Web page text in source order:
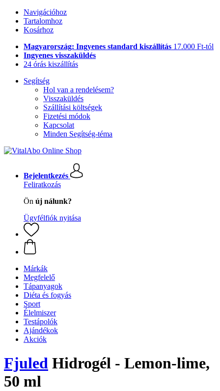
Navigációhoz
Tartalomhoz
Kosárhoz
Magyarország: Ingyenes standard kiszállítás 17.000 Ft-tól
Ingyenes visszaküldés
24 órás kiszállítás
Segítség
Hol van a rendelésem?
Visszaküldés
Szállítási költségek
Fizetési módok
Kapcsolat
Minden Segítség-téma
Bejelentkezés
Feliratkozás
Ön új nálunk?
Ügyfélfiók nyitása
Márkák
Megfelelő
Tápanyagok
Diéta és fogyás
Sport
Élelmiszer
Testápolók
Ajándékok
Akciók
Fjuled Hidrogél - Lemon-lime,
50 ml